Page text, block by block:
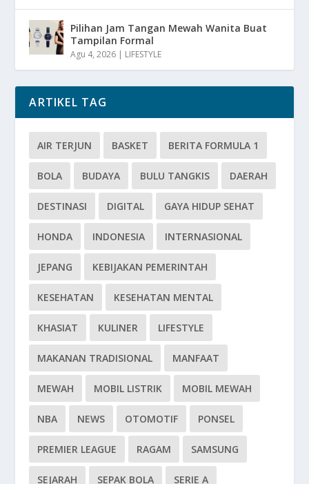
Pilihan Jam Tangan Mewah Wanita Buat
Tampilan Formal
Agu 4, 2026 | LIFESTYLE
ARTIKEL TAG
AIR TERJUN BASKET BERITA FORMULA 1
BOLA BUDAYA BULU TANGKIS DAERAH
DESTINASI DIGITAL GAYA HIDUP SEHAT
HONDA INDONESIA INTERNASIONAL
JEPANG KEBIJAKAN PEMERINTAH
KESEHATAN KESEHATAN MENTAL
KHASIAT KULINER LIFESTYLE
MAKANAN TRADISIONAL MANFAAT
MEWAH MOBIL LISTRIK MOBIL MEWAH
NBA NEWS OTOMOTIF PONSEL
PREMIER LEAGUE RAGAM SAMSUNG
SEJARAH SEPAK BOLA SERIE A